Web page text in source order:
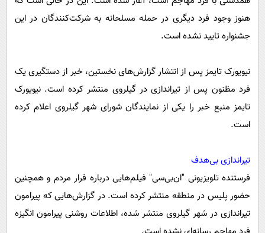
هنوز وجود فرد دیگری در حمله مسلحانه به شرکت‌کنندگان در این
جشنواره تایید نشده است.
نیویورک تایمز پس از انتشار گزارش‌های نخستین، خبر از دستگیری یک
فرد مظنون پس از تیراندازی در گیلروی منتشر کرده است. نیویورک
تایمز منبع خبر را یکی از نمایندگان شورای شهر گیلروی اعلام کرده
است.
تیراندازی بی‌هدف
فرستنده تلویزیونی "ان‌بی‌سی" فیلم‌هایی درباره فرار مردم و همچنین
حضور پلیس در منطقه منتشر کرده است. در گزارش‌هایی که پیرامون
تیراندازی در شهر گیلروی منتشر شده، اطلاعات روشنی پیرامون انگیزه